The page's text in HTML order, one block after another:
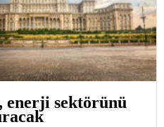
enerji sektörünü